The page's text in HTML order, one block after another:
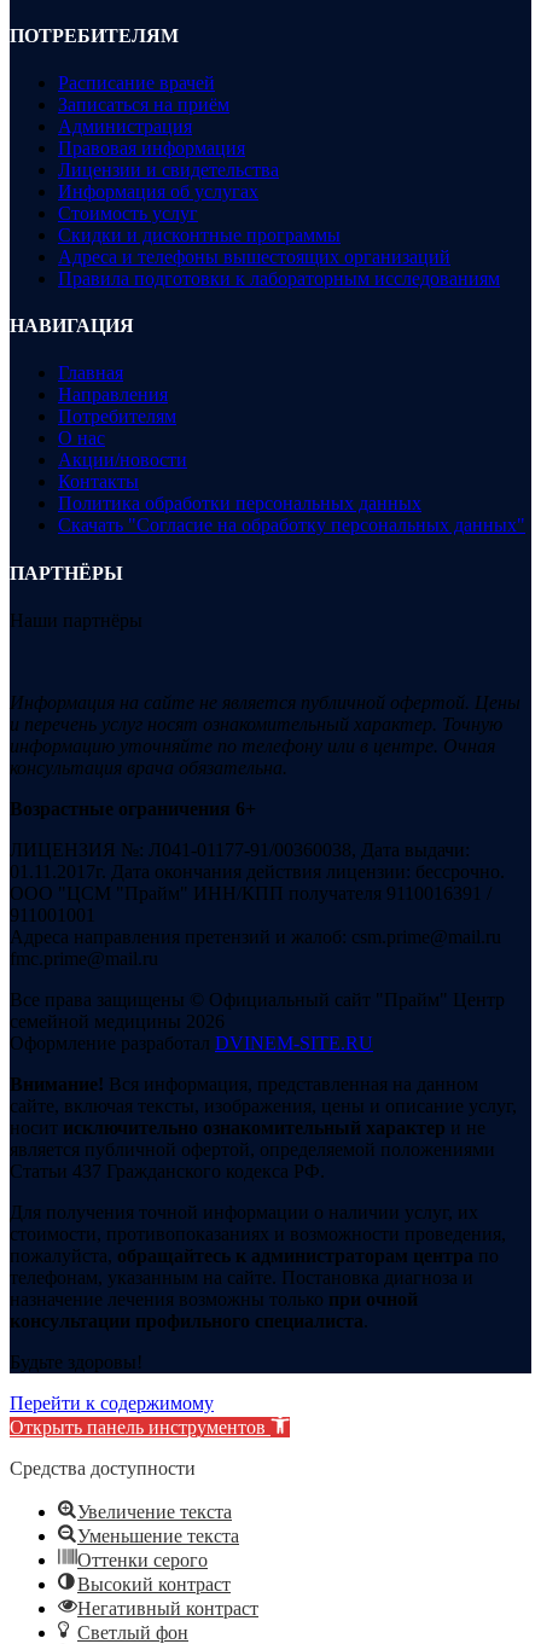
ПОТРЕБИТЕЛЯМ
Расписание врачей
Записаться на приём
Администрация
Правовая информация
Лицензии и свидетельства
Информация об услугах
Стоимость услуг
Скидки и дисконтные программы
Адреса и телефоны вышестоящих организаций
Правила подготовки к лабораторным исследованиям
НАВИГАЦИЯ
Главная
Направления
Потребителям
О нас
Акции/новости
Контакты
Политика обработки персональных данных
Скачать "Согласие на обработку персональных данных"
ПАРТНЁРЫ
Наши партнёры
Информация на сайте не является публичной офертой. Цены
и перечень услуг носят ознакомительный характер. Точную
информацию уточняйте по телефону или в центре. Очная
консультация врача обязательна.
Возрастные ограничения 6+
ЛИЦЕНЗИЯ №: Л041-01177-91/00360038, Дата выдачи:
01.11.2017г. Дата окончания действия лицензии: бессрочно.
ООО "ЦСМ "Прайм" ИНН/КПП получателя 9110016391 /
911001001
Адреса направления претензий и жалоб: csm.prime@mail.ru
fmc.prime@mail.ru
Все права защищены © Официальный сайт "Прайм" Центр
семейной медицины 2026
Оформление разработал DVINEM-SITE.RU
Внимание! Вся информация, представленная на данном
сайте, включая тексты, изображения, цены и описание услуг,
носит исключительно ознакомительный характер и не
является публичной офертой, определяемой положениями
Статьи 437 Гражданского кодекса РФ.
Для получения точной информации о наличии услуг, их
стоимости, противопоказаниях и возможности проведения,
пожалуйста, обращайтесь к администраторам центра по
телефонам, указанным на сайте. Постановка диагноза и
назначение лечения возможны только при очной
консультации профильного специалиста.
Будьте здоровы!
Перейти к содержимому
Открыть панель инструментов
Средства доступности
Увеличение текста
Уменьшение текста
Оттенки серого
Высокий контраст
Негативный контраст
Светлый фон